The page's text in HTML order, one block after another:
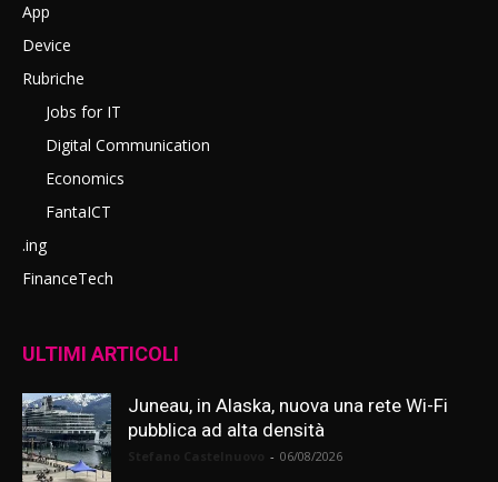
App
Device
Rubriche
Jobs for IT
Digital Communication
Economics
FantaICT
.ing
FinanceTech
ULTIMI ARTICOLI
Juneau, in Alaska, nuova una rete Wi-Fi
pubblica ad alta densità
- 06/08/2026